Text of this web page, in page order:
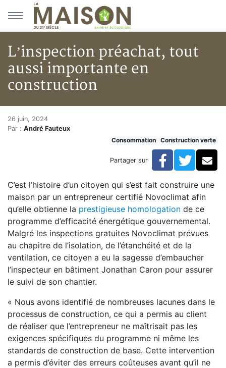
Aller au menu principal
Aller au contenu principal
L’inspection préachat, tout
aussi importante en
construction
Accueil
Articles
L’inspection préachat, tout aussi importante en
L’inspection préachat, tout
26 juin, 2024
Par : André Fauteux
Consommation
Construction verte
Partager sur Facebook
C’est l’histoire d’un citoyen qui s’est fait construire une
maison par un entrepreneur certifié Novoclimat afin
qu’elle obtienne la prestigieuse homologation de ce
programme d’efficacité énergétique gouvernemental.
Malgré les inspections gratuites Novoclimat prévues
au chapitre de l’isolation, de l’étanchéité et de la
ventilation, ce citoyen a eu la sagesse d’embaucher
l’inspecteur en bâtiment Jonathan Caron pour assurer
le suivi de son chantier.
« Nous avons identifié de nombreuses lacunes dans le
processus de construction, ce qui a permis au client
de réaliser que l’entrepreneur ne maîtrisait pas les
exigences spécifiques du programme ni même les
standards de construction de base. Cette intervention
a permis d’éviter des erreurs coûteuses avant qu’il ne